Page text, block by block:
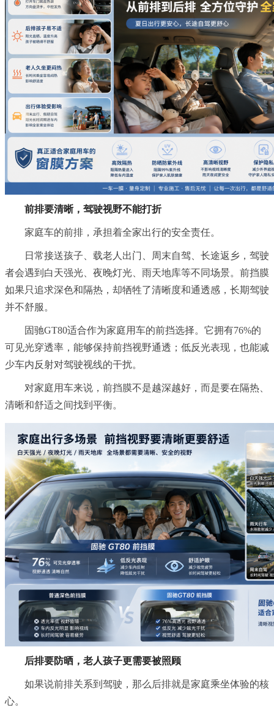
前排要清晰，驾驶视野不能打折
家庭车的前排，承担着全家出行的安全责任。
日常接送孩子、载老人出门、周末自驾、长途返乡，驾驶
者会遇到白天强光、夜晚灯光、雨天地库等不同场景。前挡膜
如果只追求深色和隔热，却牺牲了清晰度和通透感，长期驾驶
并不舒服。
固驰GT80适合作为家庭用车的前挡选择。它拥有76%的
可见光穿透率，能够保持前挡视野通透；低反光表现，也能减
少车内反射对驾驶视线的干扰。
对家庭用车来说，前挡膜不是越深越好，而是要在隔热、
清晰和舒适之间找到平衡。
后排要防晒，老人孩子更需要被照顾
如果说前排关系到驾驶，那么后排就是家庭乘坐体验的核
心。